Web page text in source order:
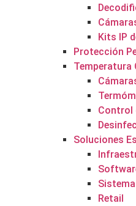
Kits IP
Protección
Temperatura
Control
Soluciones
Retail